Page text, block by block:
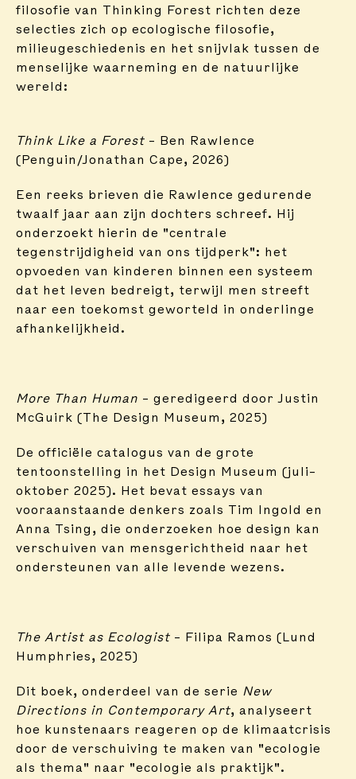
filosofie van Thinking Forest richten deze
selecties zich op ecologische filosofie,
milieugeschiedenis en het snijvlak tussen de
menselijke waarneming en de natuurlijke
wereld:
Think Like a Forest – Ben Rawlence
(Penguin/Jonathan Cape, 2026)
Een reeks brieven die Rawlence gedurende
twaalf jaar aan zijn dochters schreef. Hij
onderzoekt hierin de "centrale
tegenstrijdigheid van ons tijdperk": het
opvoeden van kinderen binnen een systeem
dat het leven bedreigt, terwijl men streeft
naar een toekomst geworteld in onderlinge
afhankelijkheid.
More Than Human – geredigeerd door Justin
McGuirk (The Design Museum, 2025)
De officiële catalogus van de grote
tentoonstelling in het Design Museum (juli–
oktober 2025). Het bevat essays van
vooraanstaande denkers zoals Tim Ingold en
Anna Tsing, die onderzoeken hoe design kan
verschuiven van mensgerichtheid naar het
ondersteunen van alle levende wezens.
The Artist as Ecologist – Filipa Ramos (Lund
Humphries, 2025)
Dit boek, onderdeel van de serie New
Directions in Contemporary Art, analyseert
hoe kunstenaars reageren op de klimaatcrisis
door de verschuiving te maken van "ecologie
als thema" naar "ecologie als praktijk".